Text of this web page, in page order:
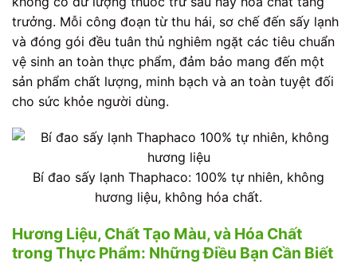
trưởng. Mỗi công đoạn từ thu hái, sơ chế đến sấy lạnh
và đóng gói đều tuân thủ nghiêm ngặt các tiêu chuẩn
vệ sinh an toàn thực phẩm, đảm bảo mang đến một
sản phẩm chất lượng, minh bạch và an toàn tuyệt đối
cho sức khỏe người dùng.
Bí đao sấy lạnh Thaphaco: 100% tự nhiên, không
hương liệu, không hóa chất.
Hương Liệu, Chất Tạo Màu, và Hóa Chất
trong Thực Phẩm: Những Điều Bạn Cần Biết